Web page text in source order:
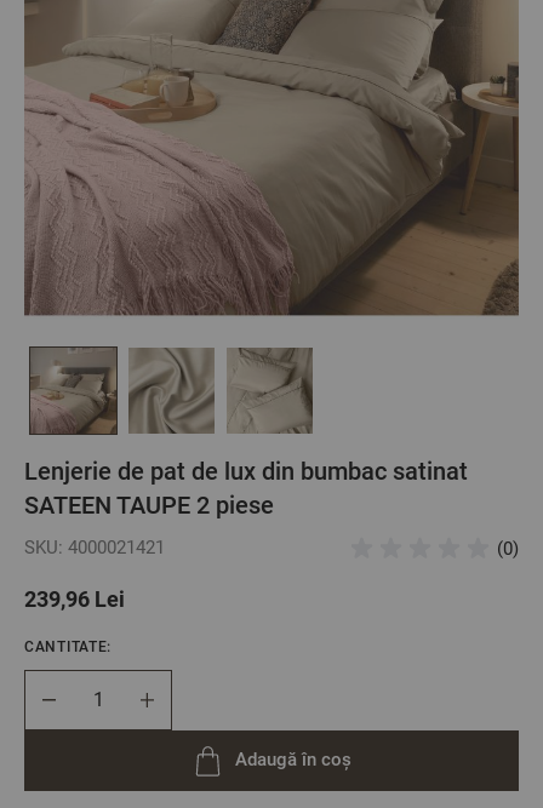
Lenjerie de pat de lux din bumbac satinat
SATEEN TAUPE 2 piese
SKU: 4000021421 (0)
239,96 Lei
CANTITATE:
Adaugă în coș